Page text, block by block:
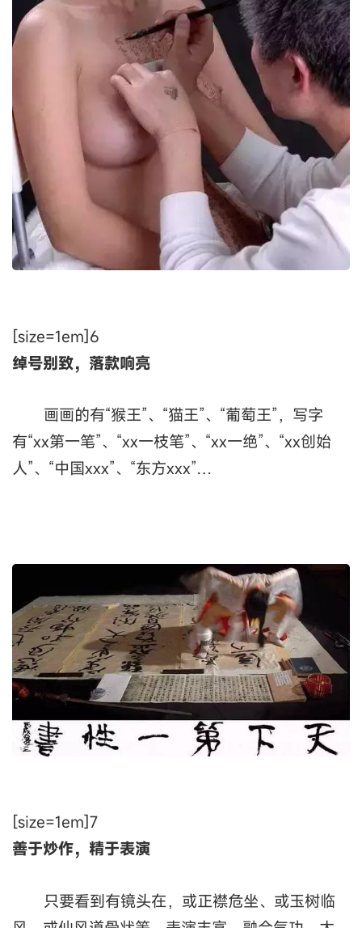
[size=1em]6
绰号别致，落款响亮
画画的有“猴王”、“猫王”、“葡萄王”，写字
有“xx第一笔”、“xx一枝笔”、“xx一绝”、“xx创始
人”、“中国xxx”、“东方xxx”…
[size=1em]7
善于炒作，精于表演
只要看到有镜头在，或正襟危坐、或玉树临